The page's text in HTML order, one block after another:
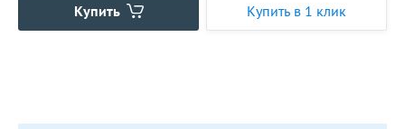
Купить Купить в 1 клик